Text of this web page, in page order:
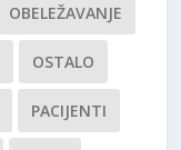
OBELEŽAVANJE
OSTALO
PACIJENTI